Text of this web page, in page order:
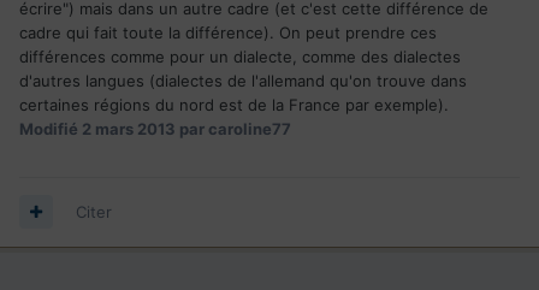
écrire") mais dans un autre cadre (et c'est cette différence de
cadre qui fait toute la différence). On peut prendre ces
différences comme pour un dialecte, comme des dialectes
d'autres langues (dialectes de l'allemand qu'on trouve dans
certaines régions du nord est de la France par exemple).
Modifié 2 mars 2013 par caroline77
Citer